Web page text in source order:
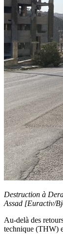
Destruction à
Assad [Euractiv/
Au-delà des
technique (THW)